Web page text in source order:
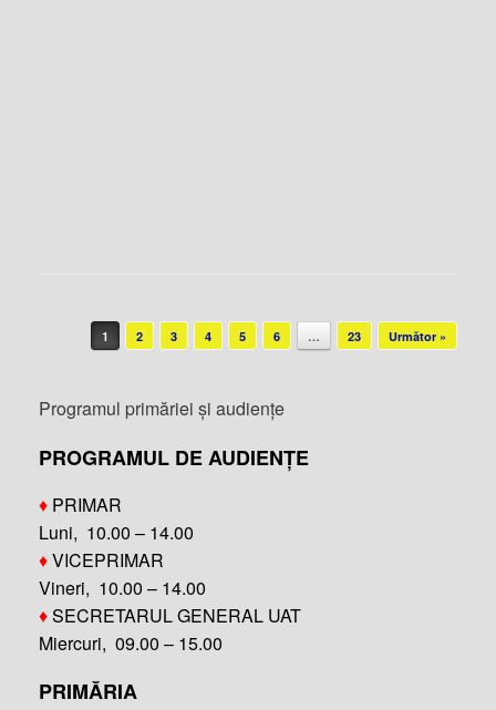
Post navigation
1 2 3 4 5 6 … 23 Următor »
Programul primăriei și audiențe
PROGRAMUL DE AUDIENȚE
♦ PRIMAR
Luni, 10.00 – 14.00
♦VICEPRIMAR
Vineri, 10.00 – 14.00
♦SECRETARUL GENERAL UAT
Miercuri, 09.00 – 15.00
PRIMĂRIA